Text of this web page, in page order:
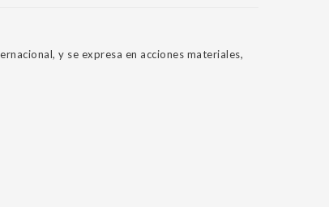
y se expresa en acciones materiales,